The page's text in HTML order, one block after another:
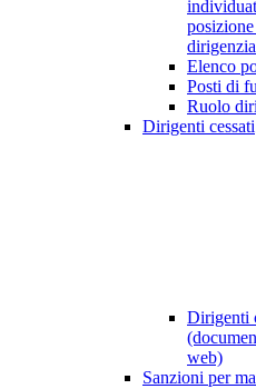
Elenco
Posti di
Ruolo
Dirigenti cessati
Dirigenti
web)
Sanzioni per